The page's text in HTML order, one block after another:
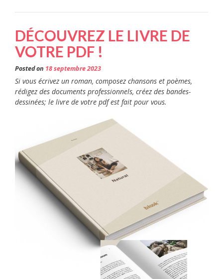
DÉCOUVREZ LE LIVRE DE
VOTRE PDF !
Posted on 18 septembre 2023
Si vous écrivez un roman, composez chansons et poèmes,
rédigez des documents professionnels, créez des bandes-
dessinées; le livre de votre pdf est fait pour vous.